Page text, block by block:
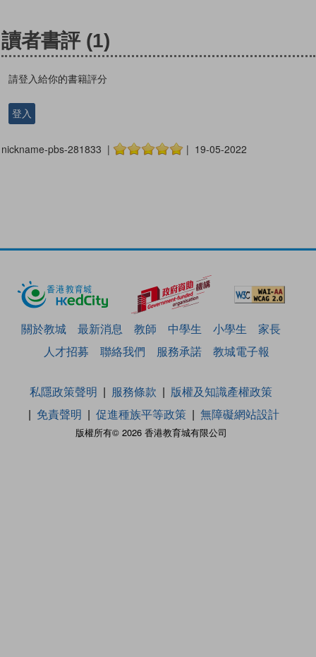
讀者書評 (1)
請登入給你的書籍評分
登入
nickname-pbs-281833 | | 19-05-2022
關於教城 最新消息 教師 中學生 小學生
家長
人才招募
聯絡我們 服務承諾 教城電子報
版權所有© 2026 香港教育城有限公司
私隱政策聲明 服務條款
版權及知識產權政策
免責聲明
促進種族平等政策 無障礙網站設計